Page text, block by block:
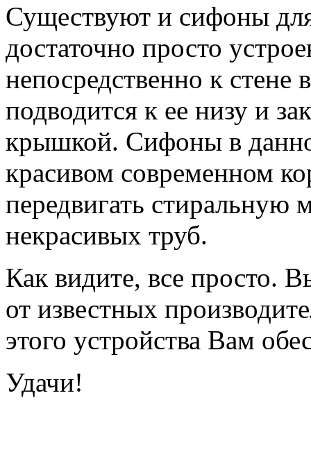
Существуют и сифоны
достаточно просто
непосредственно к
подводится к ее низу и
крышкой. Сифоны в
красивом современном
передвигать
некрасивых труб.
Как видите, все просто.
от известных
этого устройства Вам
Удачи!